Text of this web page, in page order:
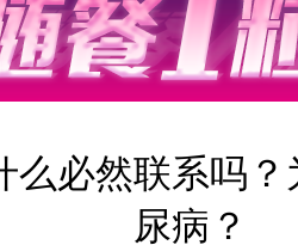
么必然联系吗
尿病？